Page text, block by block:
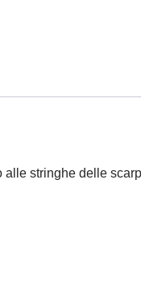
stringhe delle